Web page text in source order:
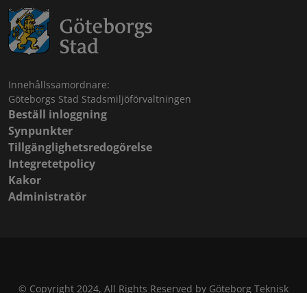
Innehållssamordnare:
Göteborgs Stad Stadsmiljöförvaltningen
Beställ inloggning
Synpunkter
Tillgänglighetsredogörelse
Integretetpolicy
Kakor
Administratör
© Copyright 2024, All Rights Reserved by Göteborg Teknisk